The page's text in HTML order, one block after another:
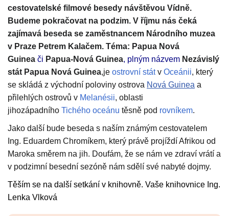
cestovatelské filmové besedy návštěvou Vídně.
Budeme pokračovat na podzim. V říjmu nás čeká
zajímavá beseda se zaměstnancem Národního muzea
v Praze Petrem Kalačem. Téma: Papua Nová
Guinea či Papua-Nová Guinea, plným názvem Nezávislý
stát Papua Nová Guinea,je ostrovní stát v Oceánii, který
se skládá z východní poloviny ostrova Nová Guinea a
přilehlých ostrovů v Melanésii, oblasti
jihozápadního Tichého oceánu těsně pod rovníkem.
Jako další bude beseda s naším známým cestovatelem
Ing. Eduardem Chromíkem, který právě projíždí Afrikou od
Maroka směrem na jih. Doufám, že se nám ve zdraví vrátí a
v podzimní besední sezóně nám sdělí své nabyté dojmy.
Těším se na další setkání v knihovně. Vaše knihovnice Ing.
Lenka Vlková